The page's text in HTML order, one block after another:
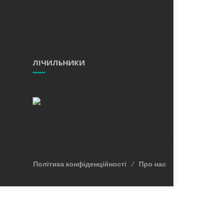
ЛІЧИЛЬНИКИ
Політика конфіденційності Про нас